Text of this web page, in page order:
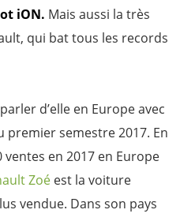
iON. Mais aussi la très
qui bat tous les records
d’elle en Europe avec
semestre 2017. En
ventes en 2017 en Europe
Zoé est la voiture
vendue. Dans son pays